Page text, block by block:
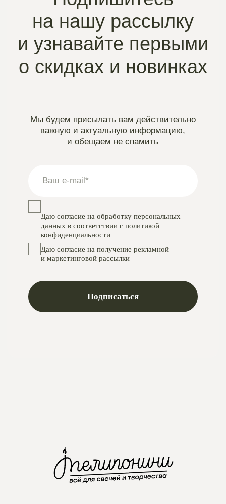
Instagram
VKontakte
Telegram
Max
проект Meta Platforms, деятельность в РФ запрещена